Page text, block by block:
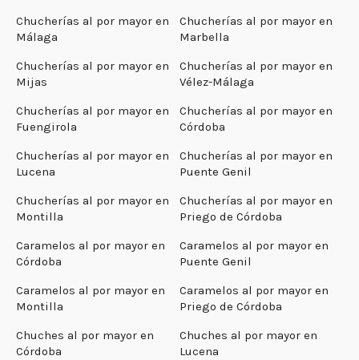
Chucherías al por mayor en
Málaga
Chucherías al por mayor en
Marbella
Chucherías al por mayor en
Mijas
Chucherías al por mayor en
Vélez-Málaga
Chucherías al por mayor en
Fuengirola
Chucherías al por mayor en
Córdoba
Chucherías al por mayor en
Lucena
Chucherías al por mayor en
Puente Genil
Chucherías al por mayor en
Montilla
Chucherías al por mayor en
Priego de Córdoba
Caramelos al por mayor en
Córdoba
Caramelos al por mayor en
Puente Genil
Caramelos al por mayor en
Montilla
Caramelos al por mayor en
Priego de Córdoba
Chuches al por mayor en
Córdoba
Chuches al por mayor en
Lucena